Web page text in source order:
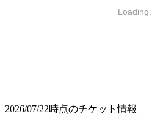
Loading...
2026/07/22時点のチケット情報